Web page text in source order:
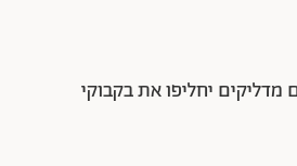
מדליקים יחליפו את בקבוקי